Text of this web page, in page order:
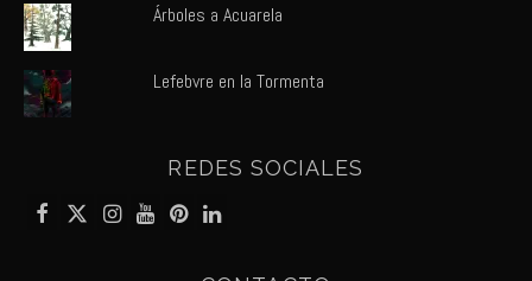
Árboles a Acuarela
Lefebvre en la Tormenta
REDES SOCIALES